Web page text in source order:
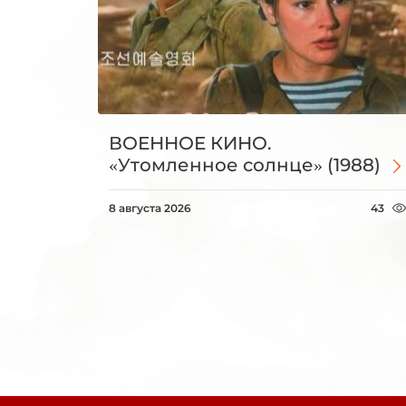
ВОЕННОЕ КИНО.
«Утомленное солнце» (1988)
8 августа 2026 43